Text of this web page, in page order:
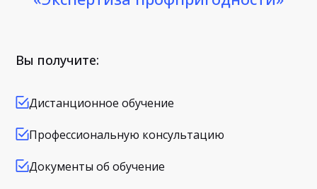
Вы получите:
Дистанционное обучение
Профессиональную консультацию
Документы об обучение